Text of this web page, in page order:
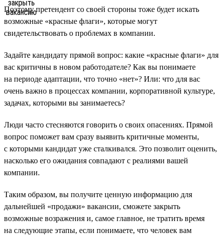
Поэтому претендент со своей стороны тоже будет искать
возможные «красные флаги», которые могут
свидетельствовать о проблемах в компании.
Задайте кандидату прямой вопрос: какие «красные флаги» для
вас критичны в новом работодателе? Как вы понимаете
на периоде адаптации, что точно «нет»? Или: что для вас
очень важно в процессах компании, корпоративной культуре,
задачах, которыми вы занимаетесь?
Люди часто стесняются говорить о своих опасениях. Прямой
вопрос поможет вам сразу выявить критичные моменты,
с которыми кандидат уже сталкивался. Это позволит оценить,
насколько его ожидания совпадают с реалиями вашей
компании.
Таким образом, вы получите ценную информацию для
дальнейшей «продажи» вакансии, сможете закрыть
возможные возражения и, самое главное, не тратить время
на следующие этапы, если понимаете, что человек вам